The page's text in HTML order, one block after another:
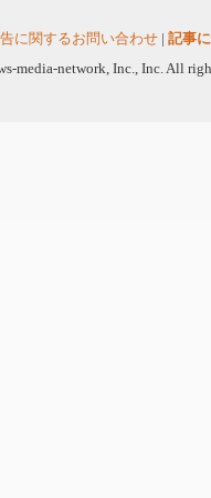
に関するお問い合わせ | 記事
media-network, Inc., Inc. All